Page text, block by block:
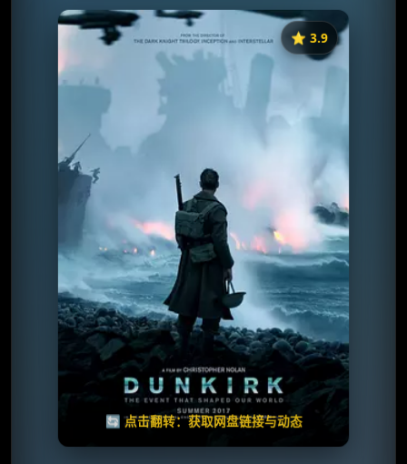
⭐️ 3.9
🔄 点击翻转：获取网盘链接与动态
《敦刻尔克》
⭐
⭐️ 评分：3.9 | 🎬 2017年
失效请反馈
🧧️
天天领红包